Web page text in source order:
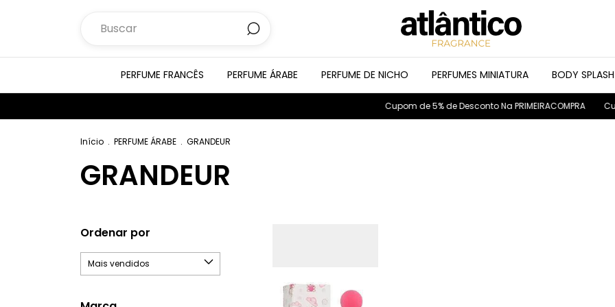
PERFUME FRANCÊS PERFUME ÁRABE PERFUME DE NICHO PERFUMES MINIATURA BODY SPLASH
Cupom de 5% de Desconto Na PRIMEIRACOMPRA Cupom
Início . PERFUME ÁRABE . GRANDEUR
GRANDEUR
Ordenar por